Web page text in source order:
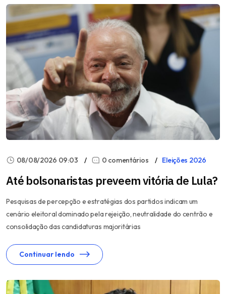
08/08/2026 09:03 0 comentários Eleições 2026
Até bolsonaristas preveem vitória de Lula?
Pesquisas de percepção e estratégias dos partidos indicam um
cenário eleitoral dominado pela rejeição, neutralidade do centrão e
consolidação das candidaturas majoritárias
Continuar lendo